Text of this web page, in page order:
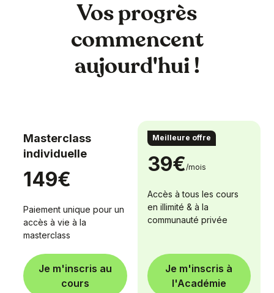
Vos progrès
commencent
aujourd'hui !
Masterclass
individuelle
149€
Paiement unique pour un
accès à vie à la
masterclass
Je m'inscris au
cours
Pass illimité
39€ /mois
Accès à tous les cours
en illimité & à la
communauté privée
Je m'inscris à
l'Académie
Meilleure offre